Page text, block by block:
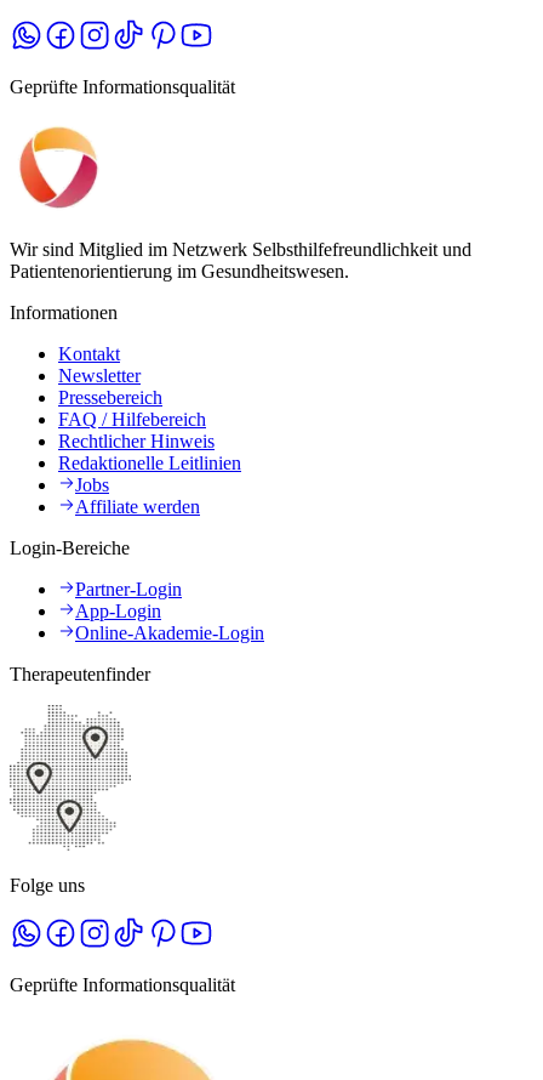
Geprüfte Informationsqualität
Wir sind Mitglied im Netzwerk Selbsthilfefreundlichkeit und
Patientenorientierung im Gesundheitswesen.
Informationen
Kontakt
Newsletter
Pressebereich
FAQ / Hilfebereich
Rechtlicher Hinweis
Redaktionelle Leitlinien
Jobs
Affiliate werden
Login-Bereiche
Partner-Login
App-Login
Online-Akademie-Login
Therapeutenfinder
Folge uns
Geprüfte Informationsqualität